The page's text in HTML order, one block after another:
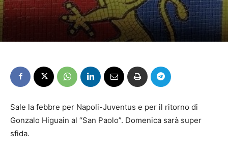
Sale la febbre per Napoli-Juventus e per il ritorno di
Gonzalo Higuain al “San Paolo”. Domenica sarà super
sfida.